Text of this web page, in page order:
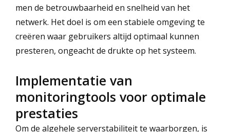
men de betrouwbaarheid en snelheid van het
netwerk. Het doel is om een stabiele omgeving te
creëren waar gebruikers altijd optimaal kunnen
presteren, ongeacht de drukte op het systeem.
Implementatie van
monitoringtools voor optimale
prestaties
Om de algehele serverstabiliteit te waarborgen, is